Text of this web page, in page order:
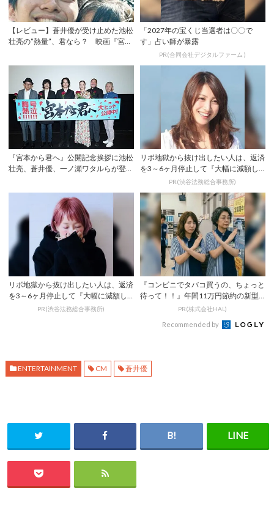
【レビュー】蒼井優が受け止めた池松
壮亮の”熱量”、君なら？ 映画『宮本
「2027年の宝くじ当選者は〇〇で
す」占い師が暴露
PR(合同会社デジタルファーム )
『宮本から君へ』公開記念挨拶に池松
壮亮、蒼井優、一ノ瀬ワタルらが登
リボ地獄から抜け出したい人は、返済
を3～6ヶ月停止して『大幅に減額し
てから返済す...PR(渋谷法務総合事務所)
リボ地獄から抜け出したい人は、返済
を3～6ヶ月停止して『大幅に減額し
てから返済す...PR(渋谷法務総合事務所)
『コンビニでタバコ買うの、ちょっと
待って！！』年間11万円節約の新型
PR(株式会社HAL)
Recommended by
ENTERTAINMENT CM 蒼井優